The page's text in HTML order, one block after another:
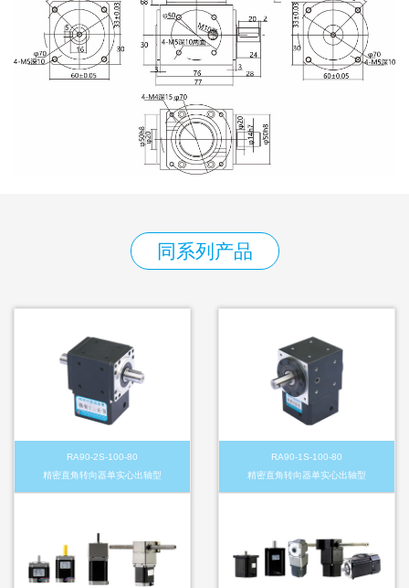
同系列产品
RA90-2S-100-80
精密直角转向器单实心出轴型
RA90-1S-100-80
精密直角转向器单实心出轴型